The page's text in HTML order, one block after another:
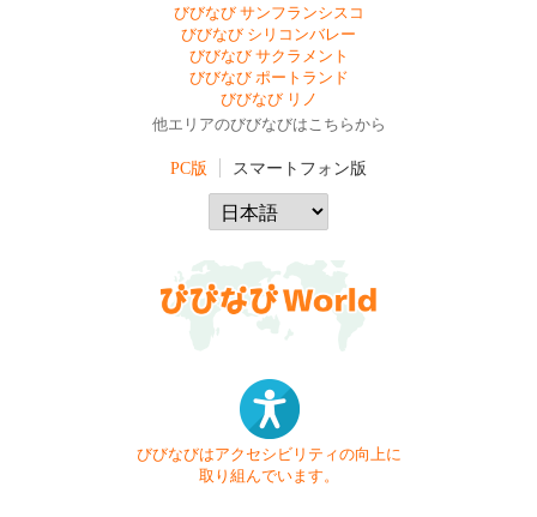
びびなび サンフランシスコ
びびなび シリコンバレー
びびなび サクラメント
びびなび ポートランド
びびなび リノ
他エリアのびびなびはこちらから
PC版 スマートフォン版
びびなびはアクセシビリティの向上に
取り組んでいます。